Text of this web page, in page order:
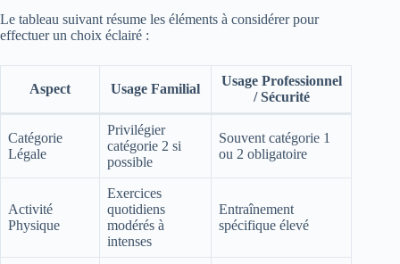
Le tableau suivant résume les éléments à considérer pour
effectuer un choix éclairé :
Aspect Usage Familial
Usage Professionnel
/ Sécurité
Catégorie
Légale
Privilégier
catégorie 2 si
possible
Souvent catégorie 1
ou 2 obligatoire
Activité
Physique
Exercices
quotidiens
modérés à
intenses
Entraînement
spécifique élevé